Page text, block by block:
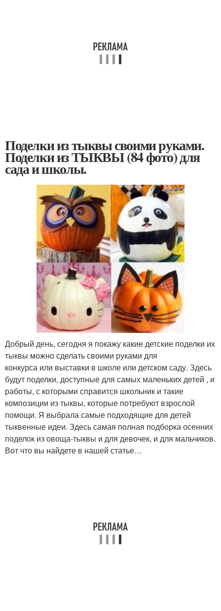
Поделки из тыквы своими руками.
Поделки из ТЫКВЫ (84 фото) для
сада и школы.
Добрый день, сегодня я покажу какие детские поделки их
тыквы можно сделать своими руками для
конкурса или выставки в школе или детском саду. Здесь
будут поделки, доступные для самых маленьких детей , и
работы, с которыми справится школьник и такие
композиции из тыквы, которые потребуют взрослой
помощи. Я выбрала самые подходящие для детей
тыквенные идеи. Здесь самая полная подборка осенних
поделок из овоща-тыквы и для девочек, и для мальчиков.
Вот что вы найдете в нашей статье…